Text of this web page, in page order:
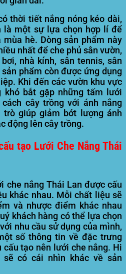
thời tiết nắng nóng kéo dài,
là một sự lựa chọn hợp lí để
hè. Dòng sản phẩm này
nhất để che phủ sân vườn,
nhà kính, sân tennis, sân
phẩm còn được ứng dụng
Khi đến các vườn khu vực
khó bắt gặp những tấm lưới
cây trồng với ánh nắng
giúp giảm bớt lượng ánh
động lên cây trồng.
tạo Lưới Che Nắng Thái
che nắng Thái Lan được cấu
khác nhau. Mỗi chất liệu sẽ
và nhược điểm khác nhau
khách hàng có thể lựa chọn
nhu cầu sử dụng của mình,
số thông tin về đặc trưng
tạo nên lưới che nắng. Hi
sẽ có cái nhìn khác về sản